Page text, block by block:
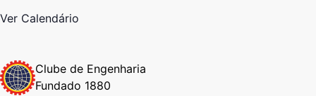
Ver Calendário
Clube de Engenharia
Fundado 1880